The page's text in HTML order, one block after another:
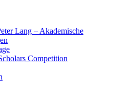
Lang – Akademische
Competition